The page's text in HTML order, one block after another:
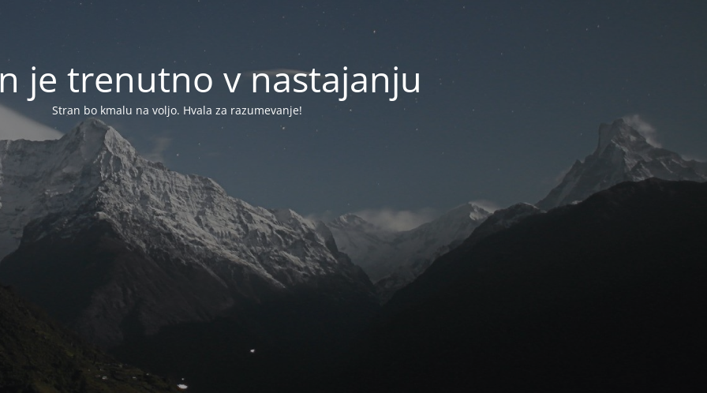
je trenutno v nastajanju
Stran bo kmalu na voljo. Hvala za razumevanje!